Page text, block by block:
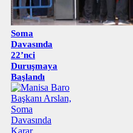
Soma
Davasında
22’nci
Duruşmaya
Başlandı